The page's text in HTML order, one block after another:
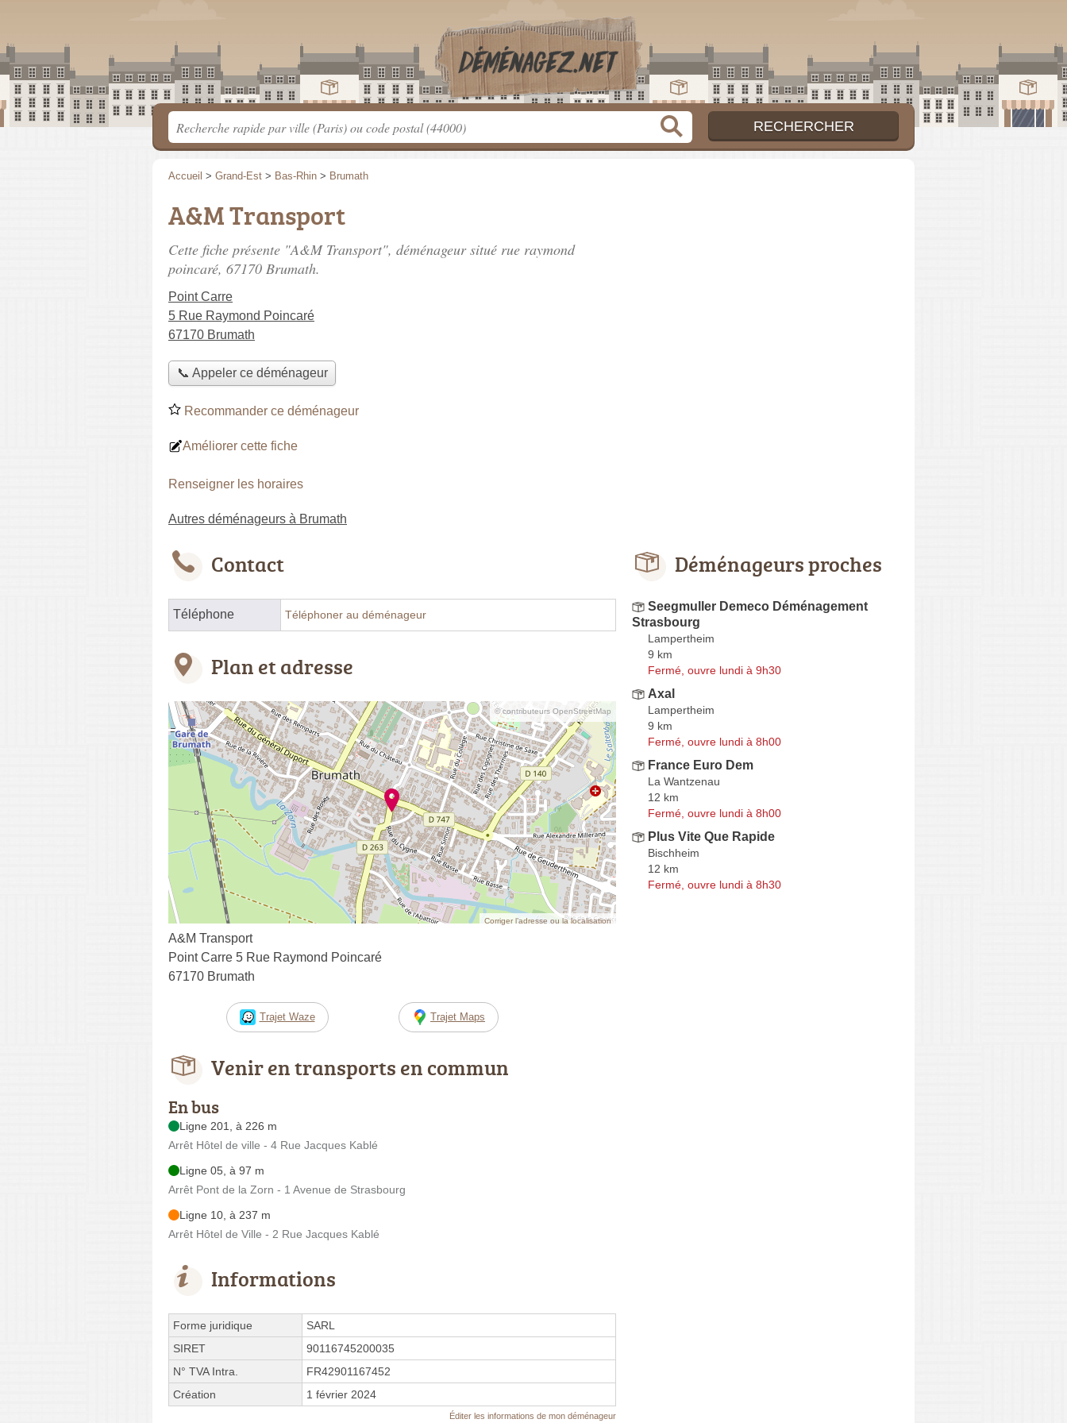
Accueil > Grand-Est > Bas-Rhin > Brumath
A&M Transport
Cette fiche présente "A&M Transport", déménageur situé rue raymond
poincaré, 67170 Brumath.
Point Carre
5 Rue Raymond Poincaré
67170 Brumath
📞 Appeler ce déménageur
Recommander ce déménageur
Améliorer cette fiche
Renseigner les horaires
Autres déménageurs à Brumath
Contact
Téléphone Téléphoner au déménageur
Plan et adresse
© contributeurs OpenStreetMap
Corriger l’adresse ou la localisation
A&M Transport
Point Carre 5 Rue Raymond Poincaré
67170 Brumath
Trajet Waze Trajet Maps
Venir en transports en commun
En bus
Ligne 201, à 226 m
Arrêt Hôtel de ville - 4 Rue Jacques Kablé
Ligne 05, à 97 m
Arrêt Pont de la Zorn - 1 Avenue de Strasbourg
Ligne 10, à 237 m
Arrêt Hôtel de Ville - 2 Rue Jacques Kablé
Informations
Forme juridique
SARL
SIRET
90116745200035
N° TVA Intra.
FR42901167452
Création
1 février 2024
Éditer les informations de mon déménageur
Déménageurs proches
Seegmuller Demeco Déménagement
Strasbourg
Lampertheim
9 km
Fermé, ouvre lundi à 9h30
Axal
Lampertheim
9 km
Fermé, ouvre lundi à 8h00
France Euro Dem
La Wantzenau
12 km
Fermé, ouvre lundi à 8h00
Plus Vite Que Rapide
Bischheim
12 km
Fermé, ouvre lundi à 8h30